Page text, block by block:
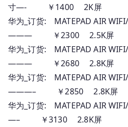
寸—- ￥1400 2K屏
华为_订货: MATEPAD AIR
——— ￥2300 2.5K屏
华为_订货: MATEPAD AIR
——— ￥2680 2.8K屏
华为_订货: MATEPAD AIR
———– ￥2850 2.8K屏
华为_订货: MATEPAD AIR
—– ￥3130 2.8K屏